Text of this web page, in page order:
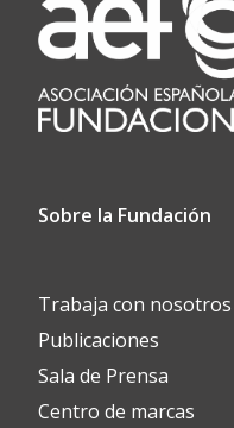
Sobre la Fundación
Trabaja con nosotros
Publicaciones
Sala de Prensa
Centro de marcas